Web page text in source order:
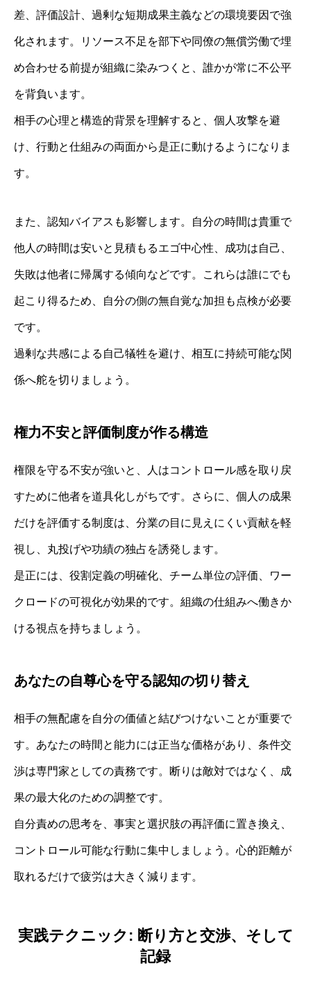
差、評価設計、過剰な短期成果主義などの環境要因で強
化されます。リソース不足を部下や同僚の無償労働で埋
め合わせる前提が組織に染みつくと、誰かが常に不公平
を背負います。
相手の心理と構造的背景を理解すると、個人攻撃を避
け、行動と仕組みの両面から是正に動けるようになりま
す。
また、認知バイアスも影響します。自分の時間は貴重で
他人の時間は安いと見積もるエゴ中心性、成功は自己、
失敗は他者に帰属する傾向などです。これらは誰にでも
起こり得るため、自分の側の無自覚な加担も点検が必要
です。
過剰な共感による自己犠牲を避け、相互に持続可能な関
係へ舵を切りましょう。
権力不安と評価制度が作る構造
権限を守る不安が強いと、人はコントロール感を取り戻
すために他者を道具化しがちです。さらに、個人の成果
だけを評価する制度は、分業の目に見えにくい貢献を軽
視し、丸投げや功績の独占を誘発します。
是正には、役割定義の明確化、チーム単位の評価、ワー
クロードの可視化が効果的です。組織の仕組みへ働きか
ける視点を持ちましょう。
あなたの自尊心を守る認知の切り替え
相手の無配慮を自分の価値と結びつけないことが重要で
す。あなたの時間と能力には正当な価格があり、条件交
渉は専門家としての責務です。断りは敵対ではなく、成
果の最大化のための調整です。
自分責めの思考を、事実と選択肢の再評価に置き換え、
コントロール可能な行動に集中しましょう。心的距離が
取れるだけで疲労は大きく減ります。
実践テクニック: 断り方と交渉、そして
記録